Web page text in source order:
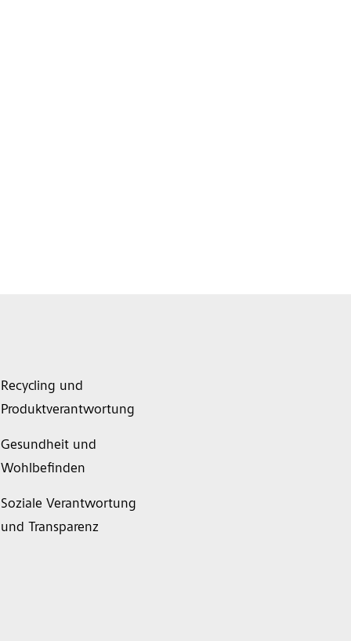
Recycling und
Produktverantwortung
Gesundheit und
Wohlbefinden
Soziale Verantwortung
und Transparenz